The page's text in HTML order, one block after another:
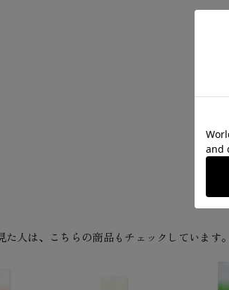
た人は、こちらの商品もチェックしています。